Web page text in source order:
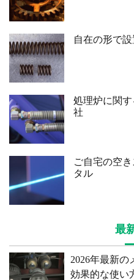
自在の形で
処理炉に関
社
ご自宅の空
タル
最
2026年最新の
効果的な使い